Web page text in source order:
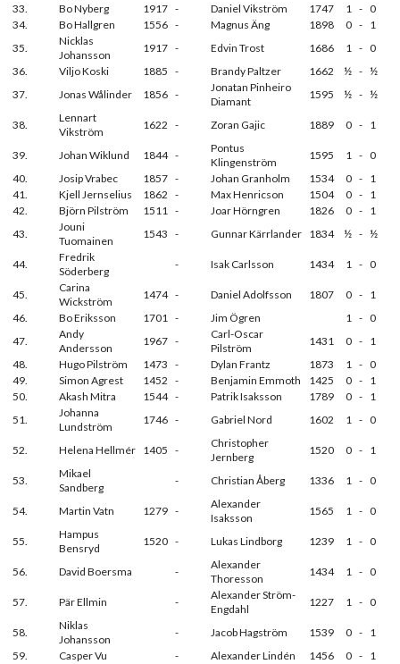
33.
Bo Nyberg 1917 - Daniel Vikström 1747 1 - 0
34.
Bo Hallgren 1556 - Magnus Äng 1898 0 - 1
35.
Nicklas
Johansson
1917 - Edvin Trost 1686 1 - 0
36.
Viljo Koski 1885 - Brandy Paltzer 1662 ½ - ½
37.
Jonas Wålinder 1856 -
Jonatan Pinheiro
Diamant
1595 ½ - ½
38.
Lennart
Vikström
1622 - Zoran Gajic 1889 0 - 1
39. Johan Wiklund 1844 -
Pontus
Klingenström
1595 1 - 0
40.
Josip Vrabec 1857 - Johan Granholm 1534 0 - 1
41.
Kjell Jernselius 1862 - Max Henricson 1504 0 - 1
42.
Björn Pilström 1511 - Joar Hörngren 1826 0 - 1
43.
Jouni
Tuomainen
1543 - Gunnar Kärrlander 1834 ½ - ½
44.
Fredrik
Söderberg
- Isak Carlsson 1434 1 - 0
45.
Carina
Wickström
1474 - Daniel Adolfsson 1807 0 - 1
46.
Bo Eriksson 1701 - Jim Ögren 1 - 0
47.
Andy
Andersson
1967 -
Carl-Oscar
Pilström
1431 0 - 1
48.
Hugo Pilström 1473 - Dylan Frantz 1873 1 - 0
49.
Simon Agrest 1452 - Benjamin Emmoth 1425 0 - 1
50.
Akash Mitra 1544 - Patrik Isaksson 1789 0 - 1
51.
Johanna
Lundström
1746 - Gabriel Nord 1602 1 - 0
52. Helena Hellmér 1405 -
Christopher
Jernberg
1520 0 - 1
53.
Mikael
Sandberg
- Christian Åberg 1336 1 - 0
54. Martin Vatn 1279 -
Alexander
Isaksson
1565 1 - 0
55.
Hampus
Bensryd
1520 - Lukas Lindborg 1239 1 - 0
56. David Boersma -
Alexander
Thoresson
1434 1 - 0
57. Pär Ellmin -
Alexander Ström-
Engdahl
1227 1 - 0
58.
Niklas
Johansson
- Jacob Hagström 1539 0 - 1
59.
Casper Vu - Alexander Lindén 1456 0 - 1